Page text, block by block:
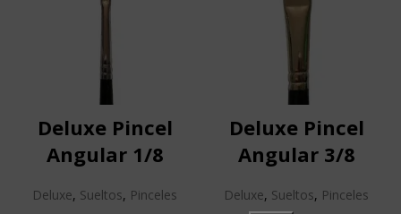
Deluxe Pincel
Angular 1/8
Deluxe, Sueltos, Pinceles
Deluxe Pincel
Angular 3/8
Deluxe, Sueltos, Pinceles